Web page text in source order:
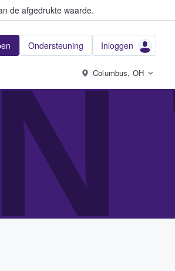
de afgedrukte waarde.
Ondersteuning Inloggen
Columbus, OH